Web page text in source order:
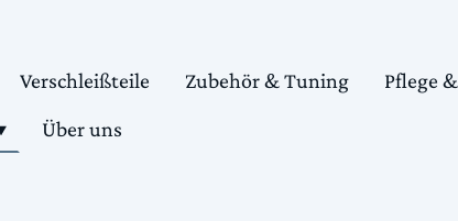
Verschleißteile Zubehör & Tuning
Pflege
Über uns